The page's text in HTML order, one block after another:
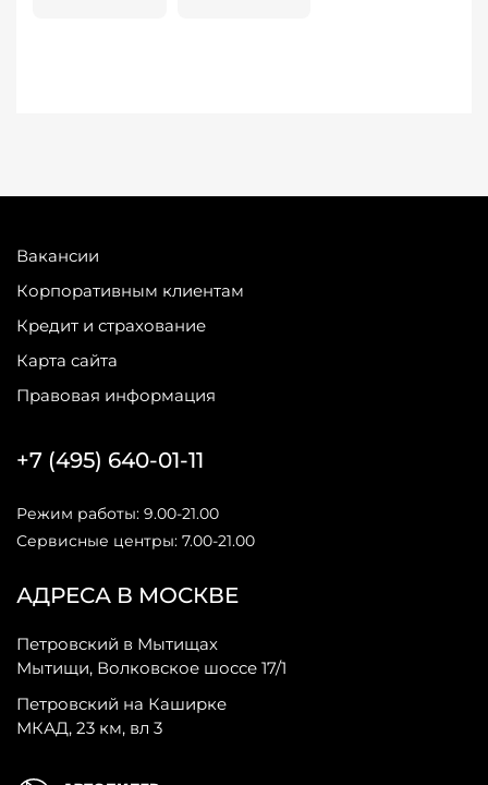
Вакансии
Корпоративным клиентам
Кредит и страхование
Карта сайта
Правовая информация
АДРЕСА В МОСКВЕ
Петровский в Мытищах
Мытищи, Волковское шоссе 17/1
Петровский на Каширке
МКАД, 23 км, вл 3
+7 (495) 640-01-11
Режим работы: 9.00-21.00
Сервисные центры: 7.00-21.00